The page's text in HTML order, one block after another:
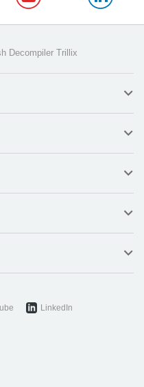
Decompiler Trillix
LinkedIn